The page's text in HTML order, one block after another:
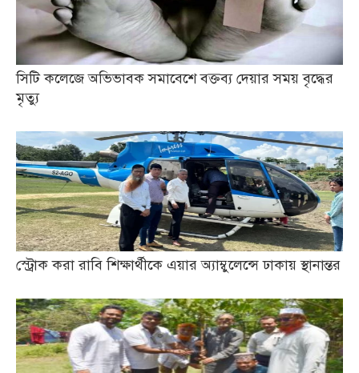
সিটি কলেজে অভিভাবক সমাবেশে বক্তব্য দেয়ার সময় বৃদ্ধের
মৃত্যু
স্ট্রোক করা রাবি শিক্ষার্থীকে এয়ার অ্যাম্বুলেন্সে ঢাকায় স্থানান্তর